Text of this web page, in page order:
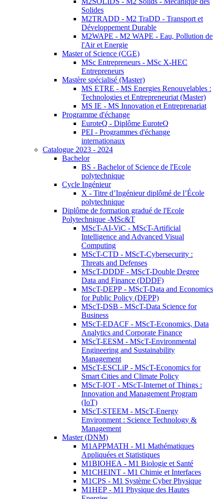
Solides
M2TRADD - M2 TraDD - Transport et
Développement Durable
M2WAPE - M2 WAPE - Eau, Pollution de
l'Air et Energie
Master of Science (CGE)
MSc Entrepreneurs - MSc X-HEC
Entrepreneurs
Mastère spécialisé (Master)
MS ETRE - MS Energies Renouvelables :
Technologies et Entrepreneuriat (Master)
MS IE - MS Innovation et Entreprenariat
Programme d'échange
EuroteQ - Diplôme EuroteQ
PEI - Programmes d'échange
internationaux
Catalogue 2023 - 2024
Bachelor
BS - Bachelor of Science de l'Ecole
polytechnique
Cycle Ingénieur
X - Titre d’Ingénieur diplômé de l’École
polytechnique
Diplôme de formation gradué de l'Ecole
Polytechnique -MSc&T
MScT-AI-ViC - MScT-Artificial
Intelligence and Advanced Visual
Computing
MScT-CTD - MScT-Cybersecurity :
Threats and Defenses
MScT-DDDF - MScT-Double Degree
Data and Finance (DDDF)
MScT-DEPP - MScT-Data and Economics
for Public Policy (DEPP)
MScT-DSB - MScT-Data Science for
Business
MScT-EDACF - MScT-Economics, Data
Analytics and Corporate Finance
MScT-EESM - MScT-Environmental
Engineering and Sustainability
Management
MScT-ESCLiP - MScT-Economics for
Smart Cities and Climate Policy
MScT-IOT - MScT-Internet of Things :
Innovation and Management Program
(IoT)
MScT-STEEM - MScT-Energy
Environment : Science Technology &
Management
Master (DNM)
M1APPMATH - M1 Mathématiques
Appliquées et Statistiques
M1BIOHEA - M1 Biologie et Santé
M1CHEINT - M1 Chimie et Interfaces
M1CPS - M1 Système Cyber Physique
M1HEP - M1 Physique des Hautes